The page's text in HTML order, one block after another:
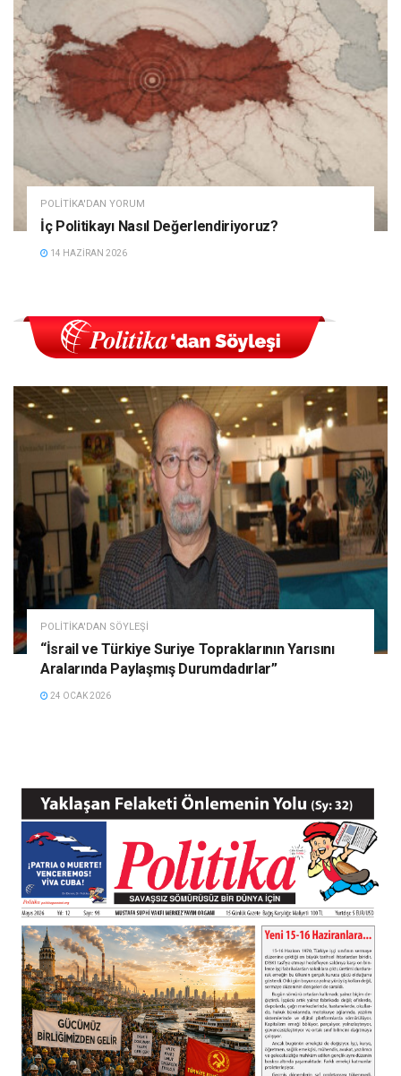
POLITIKA'DAN YORUM
İç Politikayı Nasıl Değerlendiriyoruz?
14 HAZIRAN 2026
POLITIKA'DAN SÖYLEŞI
“İsrail ve Türkiye Suriye Topraklarının Yarısını
Aralarında Paylaşmış Durumdadırlar”
24 OCAK 2026